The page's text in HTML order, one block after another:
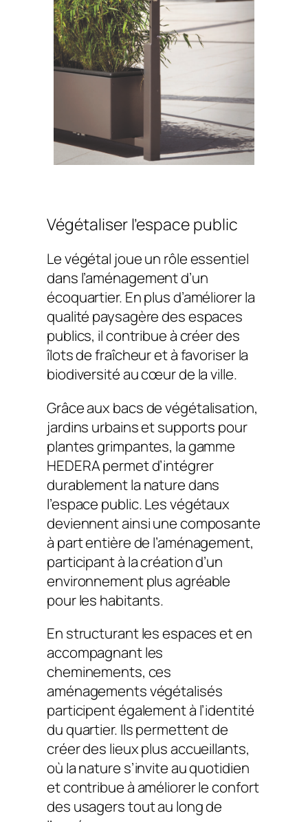
Végétaliser l’espace public
Le végétal joue un rôle essentiel
dans l’aménagement d’un
écoquartier. En plus d’améliorer la
qualité paysagère des espaces
publics, il contribue à créer des
îlots de fraîcheur et à favoriser la
biodiversité au cœur de la ville.
Grâce aux bacs de végétalisation,
jardins urbains et supports pour
plantes grimpantes, la gamme
HEDERA permet d’intégrer
durablement la nature dans
l’espace public. Les végétaux
deviennent ainsi une composante
à part entière de l’aménagement,
participant à la création d’un
environnement plus agréable
pour les habitants.
En structurant les espaces et en
accompagnant les
cheminements, ces
aménagements végétalisés
participent également à l’identité
du quartier. Ils permettent de
créer des lieux plus accueillants,
où la nature s’invite au quotidien
et contribue à améliorer le confort
des usagers tout au long de